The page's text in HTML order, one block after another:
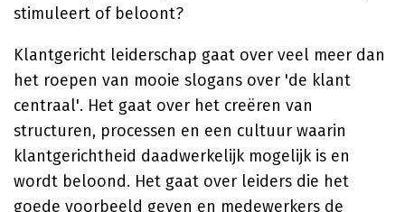
stimuleert of beloont?
Klantgericht leiderschap gaat over veel meer dan
het roepen van mooie slogans over 'de klant
centraal'. Het gaat over het creëren van
structuren, processen en een cultuur waarin
klantgerichtheid daadwerkelijk mogelijk is en
wordt beloond. Het gaat over leiders die het
goede voorbeeld geven en medewerkers de